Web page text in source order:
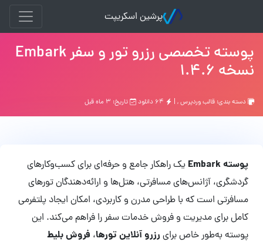
پرشین اسکریپت
پوسته تخصصی رزرو تور و سفر Embark
نسخه 1.4.6
دسته بندی: قالب وردپرس, | تاریخ: ۳ ماه قبل
پوسته Embark
یک راهکار جامع و حرفه‌ای برای کسب‌وکارهای
گردشگری، آژانس‌های مسافرتی، هتل‌ها و ارائه‌دهندگان تورهای
مسافرتی است که با طراحی مدرن و کاربردی، امکان ایجاد پلتفرمی
کامل برای مدیریت و فروش خدمات سفر را فراهم می‌کند. این
پوسته به‌طور خاص برای رزرو آنلاین تورها، فروش بلیط